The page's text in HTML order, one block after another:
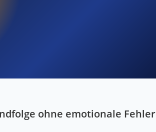
ohne emotionale Fehler